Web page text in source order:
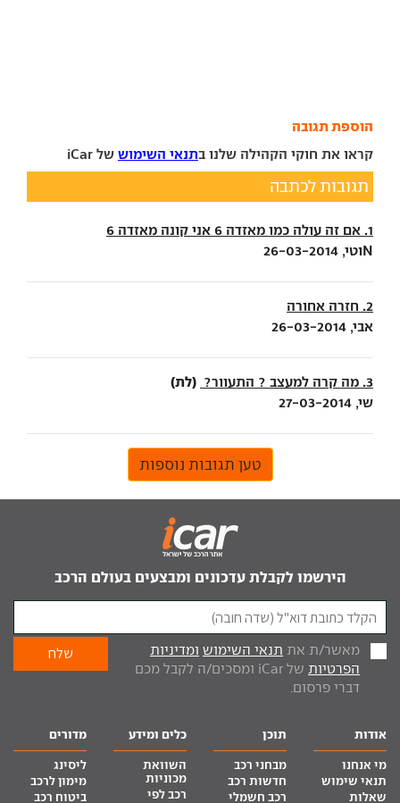
הוספת תגובה
קראו את חוקי הקהילה שלנו בתנאי השימוש של iCar
תגובות לכתבה
1. אם זה עולה כמו מאזדה 6 אני קונה מאזדה 6
Nוטי, 26-03-2014
2. חזרה אחורה
אבי, 26-03-2014
3. מה קרה למעצב ? התעוור? (לת)
שי, 27-03-2014
טען תגובות נוספות
הירשמו לקבלת עדכונים ומבצעים בעולם הרכב
מאשר/ת את תנאי השימוש ומדיניות
הפרטיות
של iCar ומסכים/ה לקבל מכם
דברי פרסום.
אודות
מי אנחנו
תנאי שימוש
שאלות
תוכן
מבחני רכב
חדשות רכב
רכב חשמלי
כלים ומידע
השוואת
מכוניות
רכב לפי
מדורים
ליסינג
מימון לרכב
ביטוח רכב